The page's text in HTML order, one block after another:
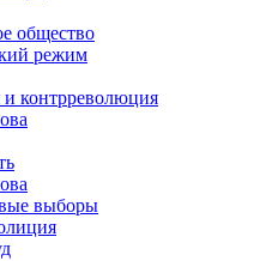
общество
режим
контрреволюция
выборы